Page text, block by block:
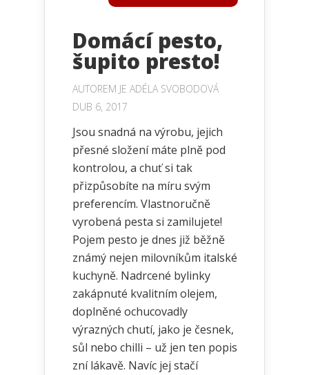
Domácí pesto,
šupito presto!
AUTOREM JE ADÉLA SVOBODOVÁ
DUB 6, 2017
Jsou snadná na výrobu, jejich
přesné složení máte plně pod
kontrolou, a chuť si tak
přizpůsobíte na míru svým
preferencím. Vlastnoručně
vyrobená pesta si zamilujete!
Pojem pesto je dnes již běžně
známý nejen milovníkům italské
kuchyně. Nadrcené bylinky
zakápnuté kvalitním olejem,
doplněné ochucovadly
výrazných chutí, jako je česnek,
sůl nebo chilli – už jen ten popis
zní lákavě. Navíc jej stačí